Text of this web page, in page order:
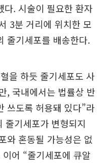
다. 시술이 필요한 환자
3분 거리에 위치한 모
줄기세포를 배송한다.
을 하듯 줄기세포도 사
, 국내에서는 법률상 반
쓰도록 허용돼 있다”라
줄기세포가 변형되지
와 혼동될 가능성은 없
어 “줄기세포에 큐알